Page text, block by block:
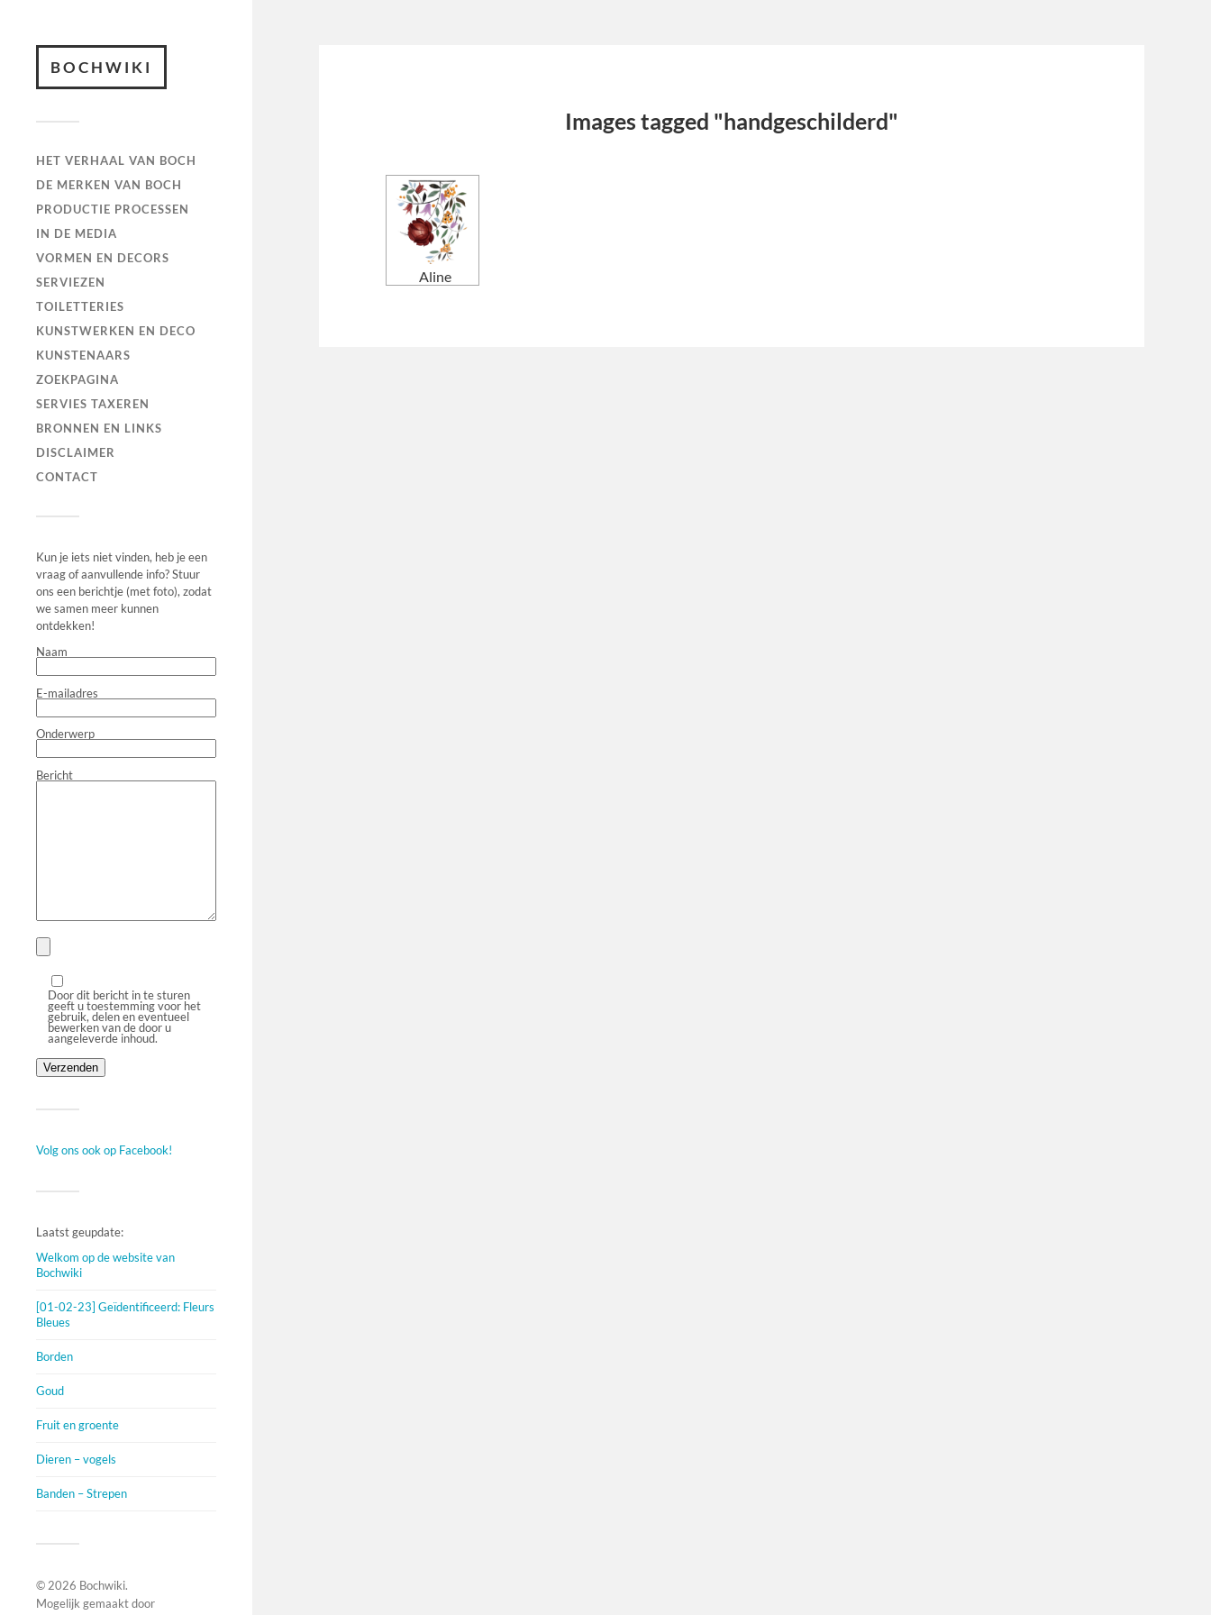
BOCHWIKI
HET VERHAAL VAN BOCH
DE MERKEN VAN BOCH
PRODUCTIE PROCESSEN
IN DE MEDIA
VORMEN EN DECORS
SERVIEZEN
TOILETTERIES
KUNSTWERKEN EN DECO
KUNSTENAARS
ZOEKPAGINA
SERVIES TAXEREN
BRONNEN EN LINKS
DISCLAIMER
CONTACT
Kun je iets niet vinden, heb je een
vraag of aanvullende info? Stuur
ons een berichtje (met foto), zodat
we samen meer kunnen
ontdekken!
Naam
E-mailadres
Onderwerp
Bericht
Door dit bericht in te sturen
geeft u toestemming voor het
gebruik, delen en eventueel
bewerken van de door u
aangeleverde inhoud.
Volg ons ook op Facebook!
Laatst geupdate:
Welkom op de website van
Bochwiki
[01-02-23] Geïdentificeerd: Fleurs
Bleues
Borden
Goud
Fruit en groente
Dieren – vogels
Banden – Strepen
© 2026 Bochwiki.
Mogelijk gemaakt door
Images tagged "handgeschilderd"
Aline